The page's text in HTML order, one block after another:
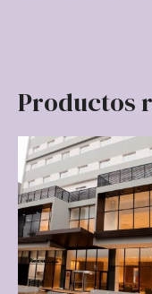
Productos